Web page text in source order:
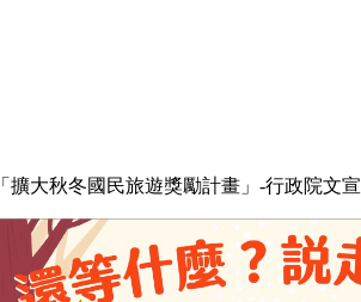
「擴大秋冬國民旅遊獎勵計畫」-行政院文宣